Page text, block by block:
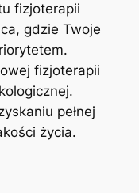
fizjoterapii
gdzie Twoje
fizjoterapii
pełnej
życia.